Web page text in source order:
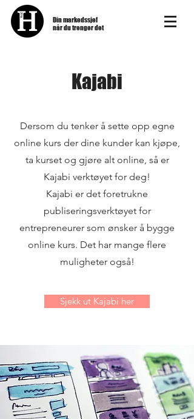
Din markedssjef
når du trenger det
Kajabi
Dersom du tenker å sette opp egne
online kurs der dine kunder kan kjøpe,
ta kurset og gjøre alt online, så er
Kajabi verktøyet for deg!
Kajabi er det foretrukne
publiseringsverktøyet for
entrepreneurer som ønsker å bygge
online kurs. Det har mange flere
muligheter også!
Sjekk ut Kajabi her